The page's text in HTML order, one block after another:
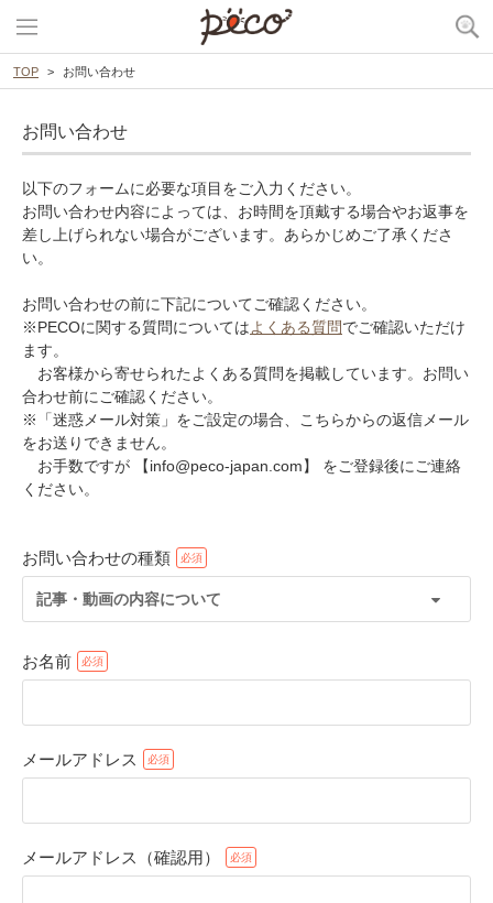
TOP お問い合わせ
お問い合わせ
以下のフォームに必要な項目をご入力ください。
お問い合わせ内容によっては、お時間を頂戴する場合やお返事を
差し上げられない場合がございます。あらかじめご了承くださ
い。
お問い合わせの前に下記についてご確認ください。
※PECOに関する質問についてはよくある質問でご確認いただけ
ます。
お客様から寄せられたよくある質問を掲載しています。お問い
合わせ前にご確認ください。
※「迷惑メール対策」をご設定の場合、こちらからの返信メール
をお送りできません。
お手数ですが 【info@peco-japan.com】 をご登録後にご連絡
ください。
お問い合わせの種類
記事・動画の内容について
お名前
メールアドレス
メールアドレス（確認用）アプリで開く